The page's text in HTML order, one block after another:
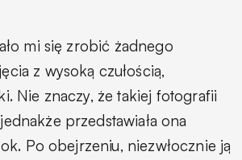
mi się zrobić żadnego
z wysoką czułością,
Nie znaczy, że takiej fotografii
przedstawiała ona
Po obejrzeniu, niezwłocznie ją